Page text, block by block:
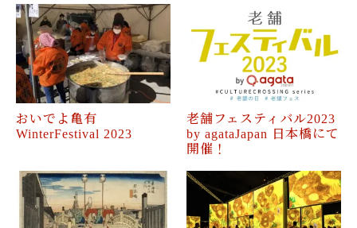
おいでよ⻲有
WinterFestival 2023
老舗フェスティバル2023
by agataJapan 日本橋にて
開催！